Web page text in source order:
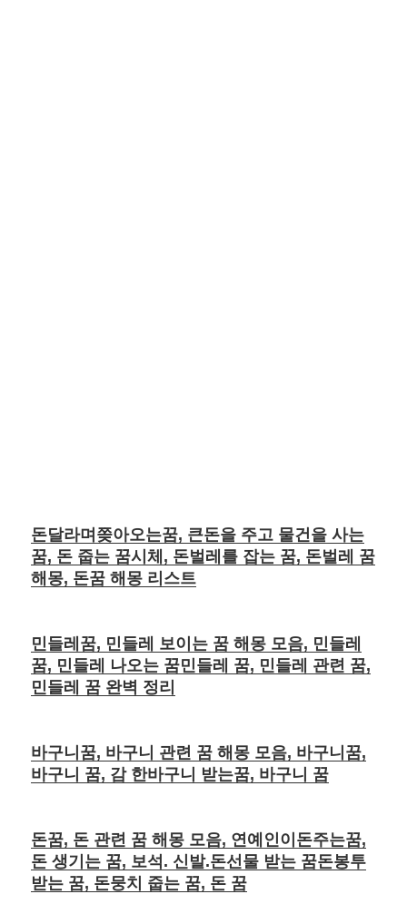
돈달라며쫒아오는꿈, 큰돈을 주고 물건을 사는
꿈, 돈 줍는 꿈시체, 돈벌레를 잡는 꿈, 돈벌레 꿈
해몽, 돈꿈 해몽 리스트
민들레꿈, 민들레 보이는 꿈 해몽 모음, 민들레
꿈, 민들레 나오는 꿈민들레 꿈, 민들레 관련 꿈,
민들레 꿈 완벽 정리
바구니꿈, 바구니 관련 꿈 해몽 모음, 바구니꿈,
바구니 꿈, 감 한바구니 받는꿈, 바구니 꿈
돈꿈, 돈 관련 꿈 해몽 모음, 연예인이돈주는꿈,
돈 생기는 꿈, 보석. 신발.돈선물 받는 꿈돈봉투
받는 꿈, 돈뭉치 줍는 꿈, 돈 꿈